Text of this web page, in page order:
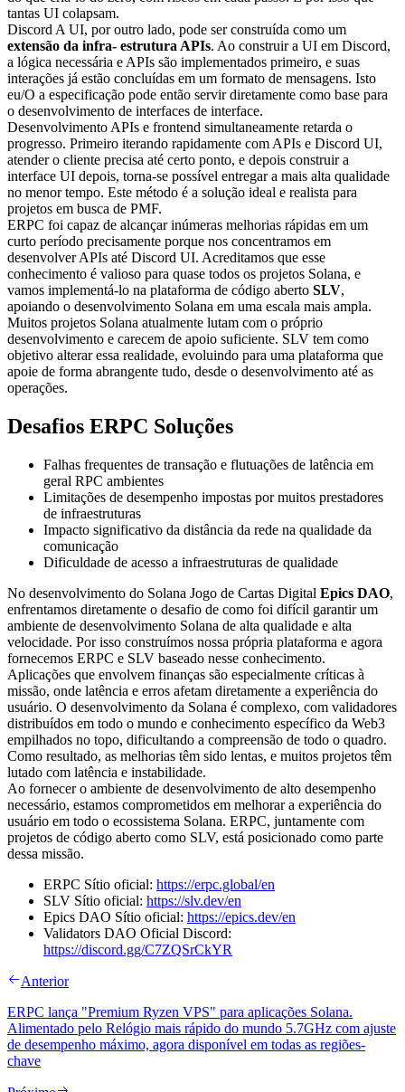
tantas UI colapsam.
Discord A UI, por outro lado, pode ser construída como um
extensão da infra- estrutura APIs. Ao construir a UI em Discord,
a lógica necessária e APIs são implementados primeiro, e suas
interações já estão concluídas em um formato de mensagens. Isto
eu/O a especificação pode então servir diretamente como base para
o desenvolvimento de interfaces de interface.
Desenvolvimento APIs e frontend simultaneamente retarda o
progresso. Primeiro iterando rapidamente com APIs e Discord UI,
atender o cliente precisa até certo ponto, e depois construir a
interface UI depois, torna-se possível entregar a mais alta qualidade
no menor tempo. Este método é a solução ideal e realista para
projetos em busca de PMF.
ERPC foi capaz de alcançar inúmeras melhorias rápidas em um
curto período precisamente porque nos concentramos em
desenvolver APIs até Discord UI. Acreditamos que esse
conhecimento é valioso para quase todos os projetos Solana, e
vamos implementá-lo na plataforma de código aberto SLV,
apoiando o desenvolvimento Solana em uma escala mais ampla.
Muitos projetos Solana atualmente lutam com o próprio
desenvolvimento e carecem de apoio suficiente. SLV tem como
objetivo alterar essa realidade, evoluindo para uma plataforma que
apoie de forma abrangente tudo, desde o desenvolvimento até as
operações.
Desafios ERPC Soluções
Falhas frequentes de transação e flutuações de latência em
geral RPC ambientes
Limitações de desempenho impostas por muitos prestadores
de infraestruturas
Impacto significativo da distância da rede na qualidade da
comunicação
Dificuldade de acesso a infraestruturas de qualidade
No desenvolvimento do Solana Jogo de Cartas Digital Epics DAO,
enfrentamos diretamente o desafio de como foi difícil garantir um
ambiente de desenvolvimento Solana de alta qualidade e alta
velocidade. Por isso construímos nossa própria plataforma e agora
fornecemos ERPC e SLV baseado nesse conhecimento.
Aplicações que envolvem finanças são especialmente críticas à
missão, onde latência e erros afetam diretamente a experiência do
usuário. O desenvolvimento da Solana é complexo, com validadores
distribuídos em todo o mundo e conhecimento específico da Web3
empilhados no topo, dificultando a compreensão de todo o quadro.
Como resultado, as melhorias têm sido lentas, e muitos projetos têm
lutado com latência e instabilidade.
Ao fornecer o ambiente de desenvolvimento de alto desempenho
necessário, estamos comprometidos em melhorar a experiência do
usuário em todo o ecossistema Solana. ERPC, juntamente com
projetos de código aberto como SLV, está posicionado como parte
dessa missão.
ERPC Sítio oficial: https://erpc.global/en
SLV Sítio oficial: https://slv.dev/en
Epics DAO Sítio oficial: https://epics.dev/en
Validators DAO Oficial Discord:
https://discord.gg/C7ZQSrCkYR
Anterior
ERPC lança "Premium Ryzen VPS" para aplicações Solana.
Alimentado pelo Relógio mais rápido do mundo 5.7GHz com ajuste
de desempenho máximo, agora disponível em todas as regiões-
chave